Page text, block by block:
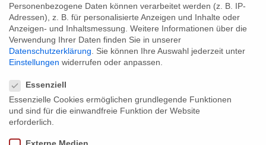
THE LAND OF THE ENLIGHTENED
nominated for Spotlight Award
Cinema Eye Honors announced THE LAND OF THE
ENLIGHTENED as nominee for their Spotlight Award. The
Personenbezogene Daten können verarbeitet werden (z. B. IP-
Adressen), z. B. für personalisierte Anzeigen und Inhalte oder
Anzeigen- und Inhaltsmessung. Weitere Informationen über die
Verwendung Ihrer Daten finden Sie in unserer
Datenschutzerklärung
Sie können Ihre Auswahl jederzeit unter
Einstellungen widerrufen oder anpassen.
Essenziell
Essenzielle Cookies ermöglichen grundlegende Funktionen
und sind für die einwandfreie Funktion der Website
erforderlich.